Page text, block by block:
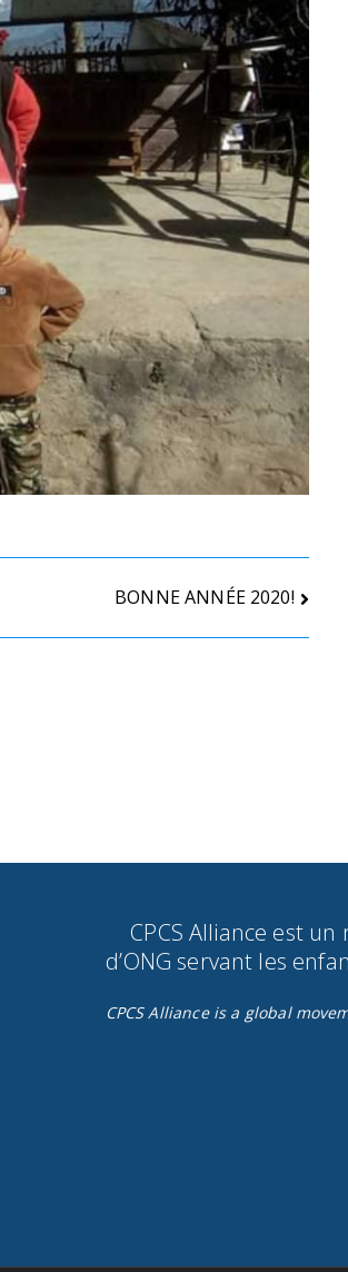
BONNE ANNÉE 2020!
CPCS Alliance est
d’ONG servant les
CPCS Alliance is a global